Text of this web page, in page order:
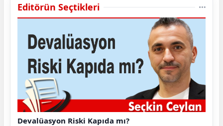
Editörün Seçtikleri
Devalüasyon Riski Kapıda mı?